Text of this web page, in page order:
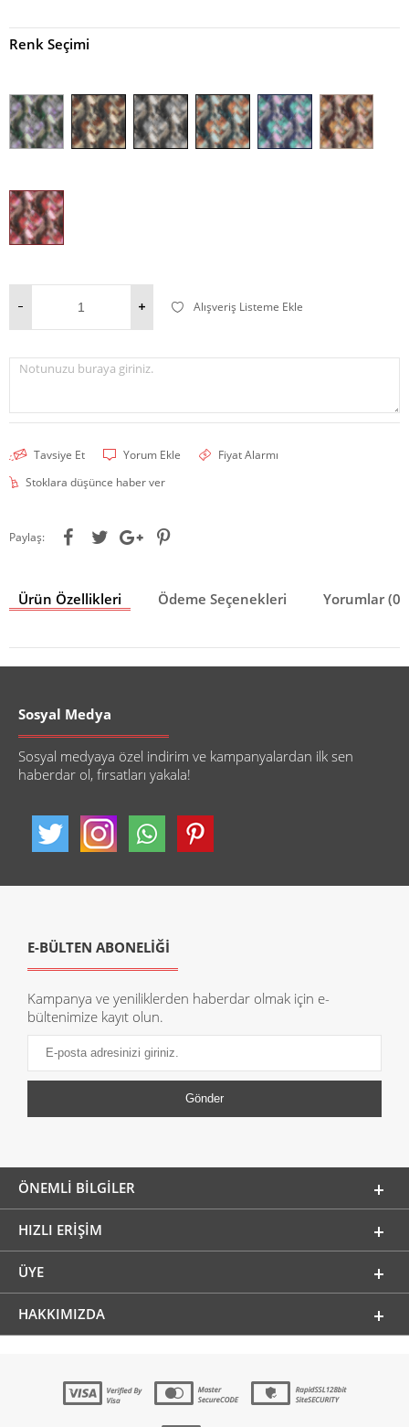
Renk Seçimi
Alışveriş Listeme Ekle
Notunuzu buraya giriniz.
Tavsiye Et Yorum Ekle
Fiyat Alarmı
Stoklara düşünce haber ver
Paylaş:
Ürün Özellikleri Ödeme Seçenekleri Yorumlar (0)
Sosyal Medya
Sosyal medyaya özel indirim ve kampanyalardan ilk sen
haberdar ol, fırsatları yakala!
E-BÜLTEN ABONELİĞİ
Kampanya ve yeniliklerden haberdar olmak için e-
bültenimize kayıt olun.
ÖNEMLI BILGILER
HIZLI ERIŞIM
ÜYE
HAKKIMIZDA